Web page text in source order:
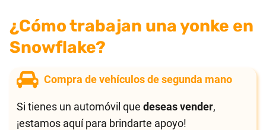
¿Cómo trabajan una yonke en
Snowflake?
Compra de vehículos de segunda mano
Si tienes un automóvil quedeseas vender,
¡estamos aquí para brindarte apoyo!